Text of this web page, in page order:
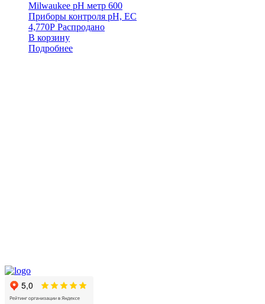
Milwaukee pH метр 600
Приборы контроля pH, EC
4,770Р Распродано
В корзину
Подробнее